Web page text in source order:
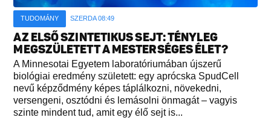
TUDOMÁNY SZERDA 08:49
AZ ELSŐ SZINTETIKUS SEJT: TÉNYLEG
MEGSZÜLETETT A MESTERSÉGES ÉLET?
A Minnesotai Egyetem laboratóriumában újszerű
biológiai eredmény született: egy aprócska SpudCell
nevű képződmény képes táplálkozni, növekedni,
versengeni, osztódni és lemásolni önmagát – vagyis
szinte mindent tud, amit egy élő sejt is...